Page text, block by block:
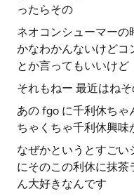
ったらその
ネオコンシューマー
かなわかんないけどコ
とか言ってもいいけど
それもねー 最近はね
あの fgo に千利休ちゃ
ちゃくちゃ千利休興味
なぜかというとすごい
にそのこの利休に抹茶
ん大好きなんです